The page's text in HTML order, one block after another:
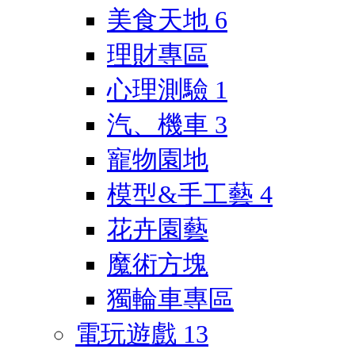
美食天地 6
理財專區
心理測驗 1
汽、機車 3
寵物園地
模型&手工藝 4
花卉園藝
魔術方塊
獨輪車專區
電玩遊戲 13